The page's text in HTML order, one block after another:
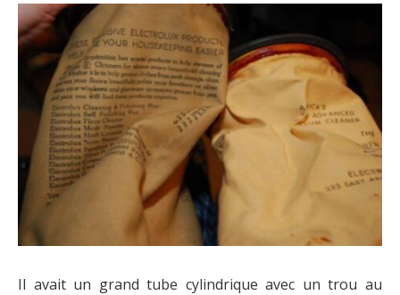
Il avait un grand tube cylindrique avec un trou au